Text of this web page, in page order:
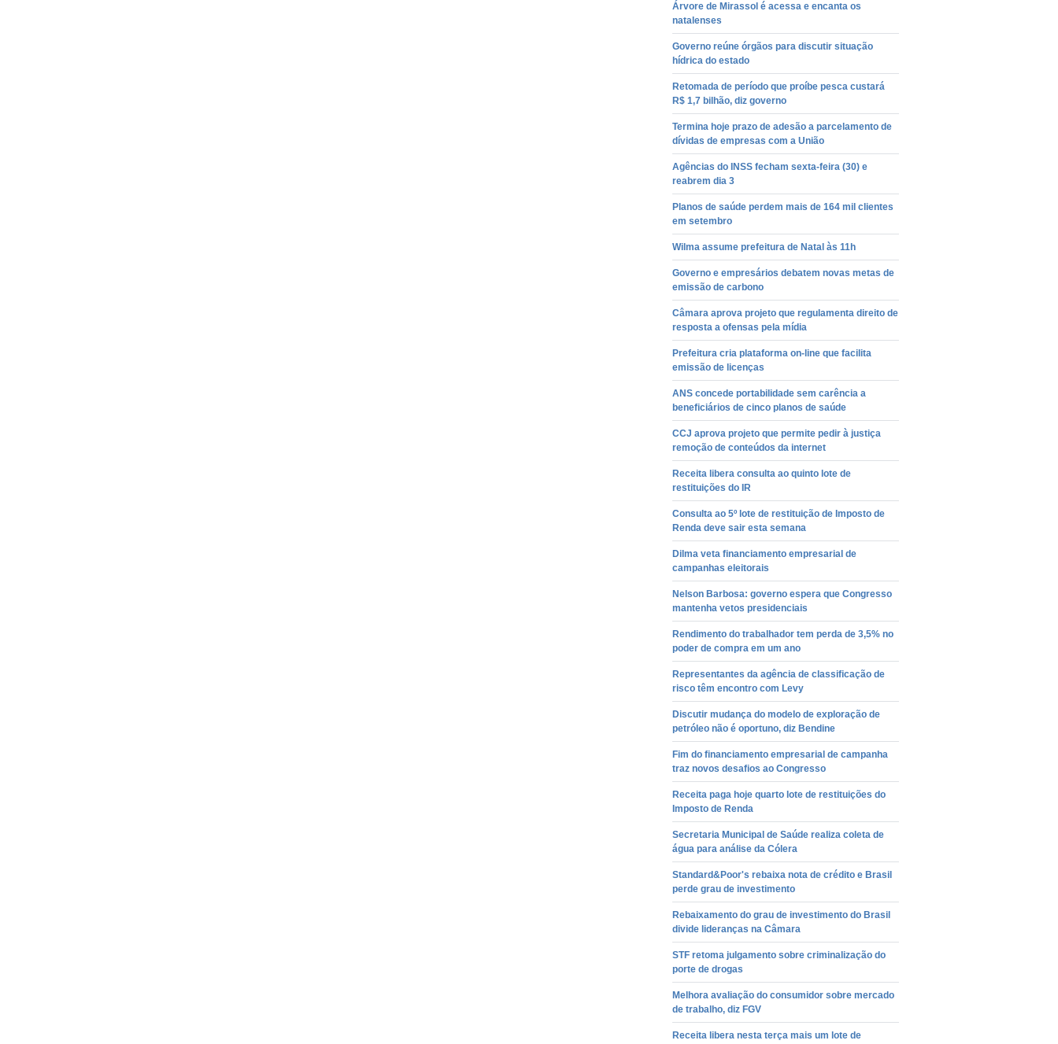
Árvore de Mirassol é acessa e encanta os
natalenses
Governo reúne órgãos para discutir situação
hídrica do estado
Retomada de período que proíbe pesca custará
R$ 1,7 bilhão, diz governo
Termina hoje prazo de adesão a parcelamento de
dívidas de empresas com a União
Agências do INSS fecham sexta-feira (30) e
reabrem dia 3
Planos de saúde perdem mais de 164 mil clientes
em setembro
Wilma assume prefeitura de Natal às 11h
Governo e empresários debatem novas metas de
emissão de carbono
Câmara aprova projeto que regulamenta direito de
resposta a ofensas pela mídia
Prefeitura cria plataforma on-line que facilita
emissão de licenças
ANS concede portabilidade sem carência a
beneficiários de cinco planos de saúde
CCJ aprova projeto que permite pedir à justiça
remoção de conteúdos da internet
Receita libera consulta ao quinto lote de
restituições do IR
Consulta ao 5º lote de restituição de Imposto de
Renda deve sair esta semana
Dilma veta financiamento empresarial de
campanhas eleitorais
Nelson Barbosa: governo espera que Congresso
mantenha vetos presidenciais
Rendimento do trabalhador tem perda de 3,5% no
poder de compra em um ano
Representantes da agência de classificação de
risco têm encontro com Levy
Discutir mudança do modelo de exploração de
petróleo não é oportuno, diz Bendine
Fim do financiamento empresarial de campanha
traz novos desafios ao Congresso
Receita paga hoje quarto lote de restituições do
Imposto de Renda
Secretaria Municipal de Saúde realiza coleta de
água para análise da Cólera
Standard&Poor's rebaixa nota de crédito e Brasil
perde grau de investimento
Rebaixamento do grau de investimento do Brasil
divide lideranças na Câmara
STF retoma julgamento sobre criminalização do
porte de drogas
Melhora avaliação do consumidor sobre mercado
de trabalho, diz FGV
Receita libera nesta terça mais um lote de